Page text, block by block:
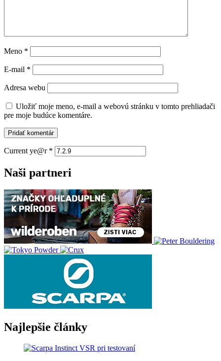
Meno *
E-mail *
Adresa webu
Uložiť moje meno, e-mail a webovú stránku v tomto prehliadači
pre moje budúce komentáre.
Current ye@r *
Naši partneri
Najlepšie články